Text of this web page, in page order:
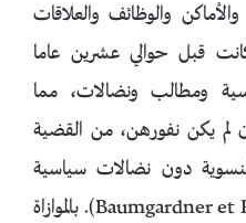
والوظائف والعلاقات
قبل حوالي عشرين عاما
ومطالب ونضالات، مما
يكن نفورهن، من القضية
دون نضالات سياسية
واضحة” (Baumgardner et Richards 2000: 21). بالموازاة